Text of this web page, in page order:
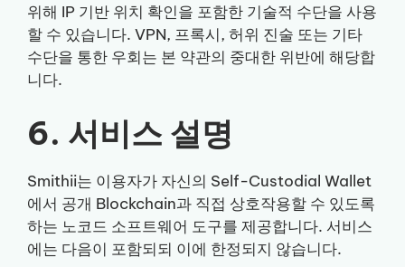
위해 IP 기반 위치 확인을 포함한 기술적 수단을 사용
할 수 있습니다. VPN, 프록시, 허위 진술 또는 기타
수단을 통한 우회는 본 약관의 중대한 위반에 해당합
니다.
6. 서비스 설명
Smithii는 이용자가 자신의 Self-Custodial Wallet
에서 공개 Blockchain과 직접 상호작용할 수 있도록
하는 노코드 소프트웨어 도구를 제공합니다. 서비스
에는 다음이 포함되되 이에 한정되지 않습니다.